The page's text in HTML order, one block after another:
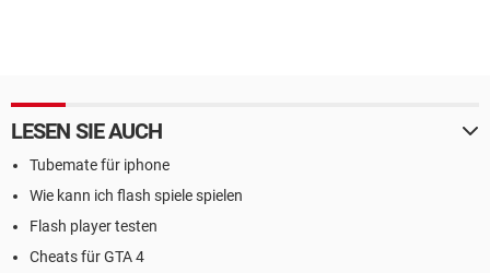
LESEN SIE AUCH
Tubemate für iphone
Wie kann ich flash spiele spielen
Flash player testen
Cheats für GTA 4